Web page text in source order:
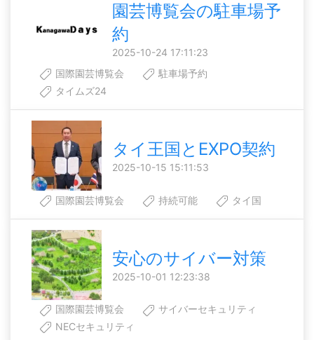
園芸博覧会の駐車場予
約
2025-10-24 17:11:23
国際園芸博覧会
駐車場予約
タイムズ24
タイ王国とEXPO契約
2025-10-15 15:11:53
国際園芸博覧会 持続可能 タイ国
安心のサイバー対策
2025-10-01 12:23:38
国際園芸博覧会
サイバーセキュリティ
NECセキュリティ